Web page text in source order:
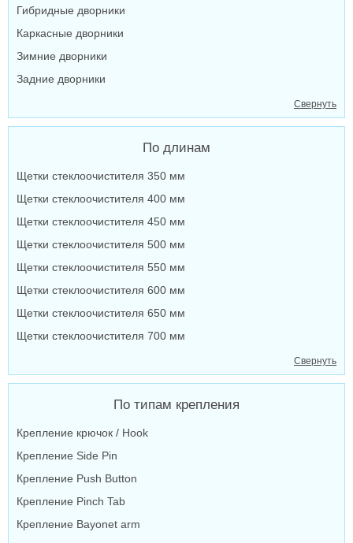
Гибридные дворники
Каркасные дворники
Зимние дворники
Задние дворники
Свернуть
По длинам
Щетки стеклоочистителя 350 мм
Щетки стеклоочистителя 400 мм
Щетки стеклоочистителя 450 мм
Щетки стеклоочистителя 500 мм
Щетки стеклоочистителя 550 мм
Щетки стеклоочистителя 600 мм
Щетки стеклоочистителя 650 мм
Щетки стеклоочистителя 700 мм
Свернуть
По типам крепления
Крепление крючок / Hook
Крепление Side Pin
Крепление Push Button
Крепление Pinch Tab
Крепление Bayonet arm